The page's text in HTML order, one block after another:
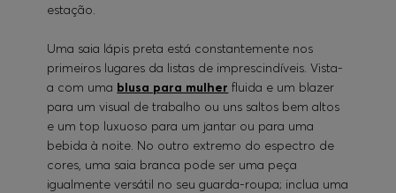
estação.
Uma saia lápis preta está constantemente nos
primeiros lugares da listas de imprescindíveis. Vista-
a com uma blusa para mulher fluida e um blazer
para um visual de trabalho ou uns saltos bem altos
e um top luxuoso para um jantar ou para uma
bebida à noite. No outro extremo do espectro de
cores, uma saia branca pode ser uma peça
igualmente versátil no seu guarda-roupa; inclua uma